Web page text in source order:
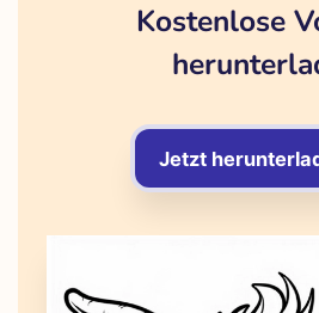
Kostenlose
Jetzt